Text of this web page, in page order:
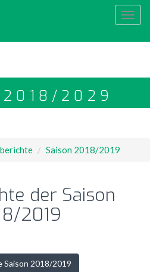
2018/2029
Saison 2018/2019
der Saison
2019
Saison 2018/2019